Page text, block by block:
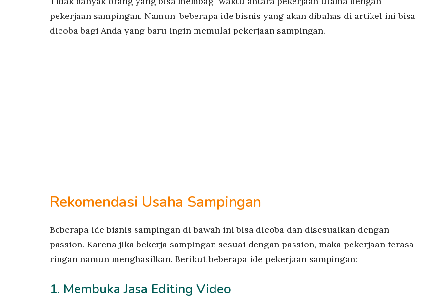
pekerjaan sampingan. Namun, beberapa ide bisnis yang akan dibahas di artikel ini bisa
dicoba bagi Anda yang baru ingin memulai pekerjaan sampingan.
Rekomendasi Usaha Sampingan
Beberapa ide bisnis sampingan di bawah ini bisa dicoba dan disesuaikan dengan
passion. Karena jika bekerja sampingan sesuai dengan passion, maka pekerjaan terasa
ringan namun menghasilkan. Berikut beberapa ide pekerjaan sampingan:
1. Membuka Jasa Editing Video